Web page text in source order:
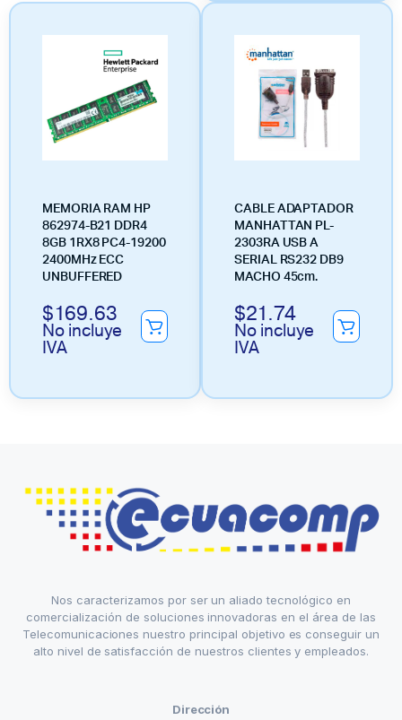
MEMORIA RAM HP
862974-B21 DDR4
8GB 1RX8 PC4-19200
2400MHz ECC
UNBUFFERED
$169.63
No incluye
IVA
CABLE ADAPTADOR
MANHATTAN PL-
2303RA USB A
SERIAL RS232 DB9
MACHO 45cm.
$21.74
No incluye
IVA
Nos caracterizamos por ser un aliado tecnológico en
comercialización de soluciones innovadoras en el área de las
Telecomunicaciones nuestro principal objetivo es conseguir un
alto nivel de satisfacción de nuestros clientes y empleados.
Dirección